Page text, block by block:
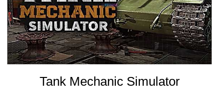
Tank Mechanic Simulator